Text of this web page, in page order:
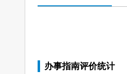
办事指南评价统计